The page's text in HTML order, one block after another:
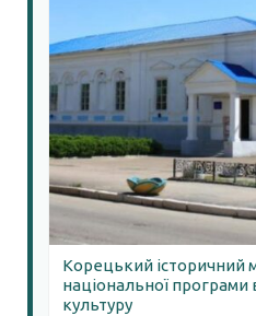
Корецький історичний
національної програми
культуру